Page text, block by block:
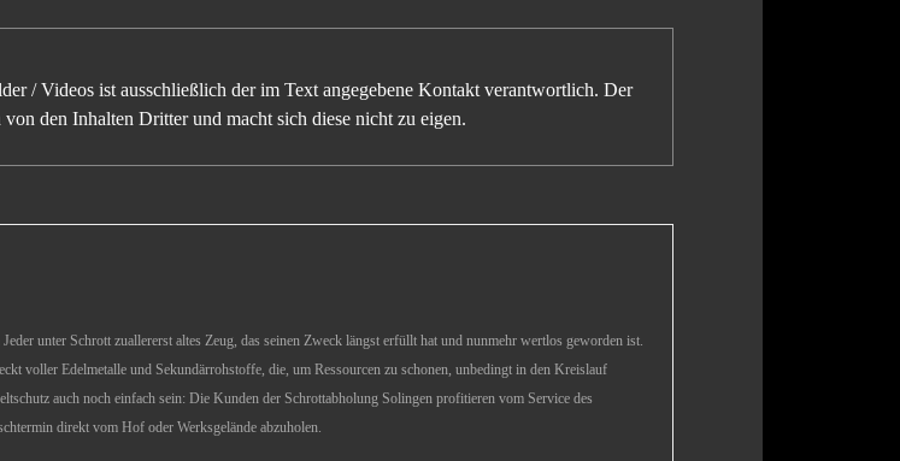
/ Videos ist ausschließlich der im Text angegebene Kontakt verantwortlich. Der
den Inhalten Dritter und macht sich diese nicht zu eigen.
unter Schrott zuallererst altes Zeug, das seinen Zweck längst erfüllt hat und nunmehr wertlos geworden ist.
voller Edelmetalle und Sekundärrohstoffe, die, um Ressourcen zu schonen, unbedingt in den Kreislauf
auch noch einfach sein: Die Kunden der Schrottabholung Solingen profitieren vom Service des
direkt vom Hof oder Werksgelände abzuholen.